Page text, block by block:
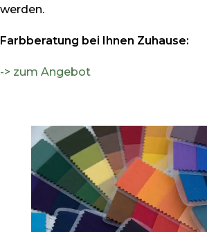
werden.
Farbberatung bei Ihnen Zuhause:
-> zum Angebot